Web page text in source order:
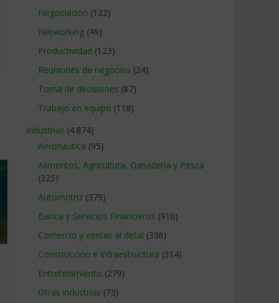
Negociacion (122)
Networking (49)
Productividad (123)
Reuniones de negocios (24)
Toma de decisiones (87)
Trabajo en equipo (118)
Industrias (4.874)
Aeronautica (95)
Alimentos, Agricultura, Ganaderia y Pesca
(325)
Automotriz (379)
Banca y Servicios Financieros (910)
Comercio y ventas al detal (336)
Construccion e Infraestructura (314)
Entretenimiento (279)
Otras industrias (73)